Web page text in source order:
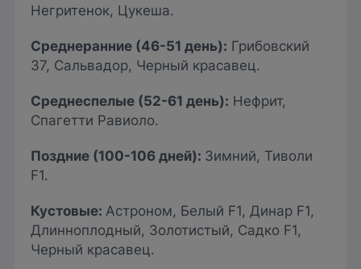
Негритенок, Цукеша.
Среднеранние (46-51 день): Грибовский
37, Сальвадор, Черный красавец.
Среднеспелые (52-61 день): Нефрит,
Спагетти Равиоло.
Поздние (100-106 дней): Зимний, Тиволи
F1.
Кустовые: Астроном, Белый F1, Динар F1,
Длинноплодный, Золотистый, Садко F1,
Черный красавец.